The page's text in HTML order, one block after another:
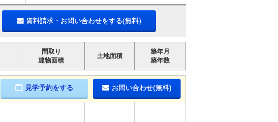
資料請求・お問い合わせをする(無料)
間取り
建物面積
土地面積
築年月
築年数
見学予約をする お問い合わせ(無料)